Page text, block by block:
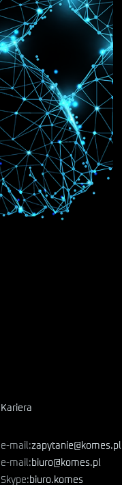
Kariera
e-mail:zapytanie@komes.pl
e-mail: biuro@komes.pl
Skype: biuro.komes